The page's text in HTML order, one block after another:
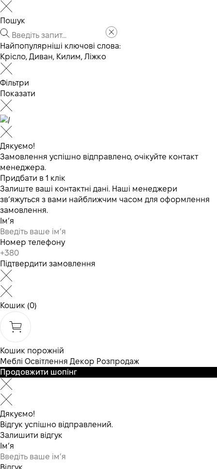
Пошук
Найпопулярніші ключові слова:
Крісло, Диван, Килим, Ліжко
Фільтри
Показати
Дякуємо!
Замовлення успішно відправлено, очікуйте контакт
менеджера.
Придбати в 1 клік
Залиште ваші контактні дані. Наші менеджери
зв’яжуться з вами найближчим часом для оформлення
замовлення.
Ім’я
Номер телефону
Підтвердити замовлення
Кошик (0)
Кошик порожній
Меблі Освітлення Декор Розпродаж
Продовжити шопінг
Дякуємо!
Відгук успішно відправлений.
Залишити відгук
Ім’я
Відгук